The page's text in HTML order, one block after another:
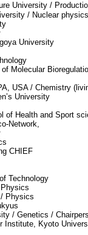
University /
/ Nuclear
University
Molecular
USA / Chemistry
University
of Health and Sport
Network,
CHIEF
Technology
Physics
/ Genetics /
Institute, Kyoto